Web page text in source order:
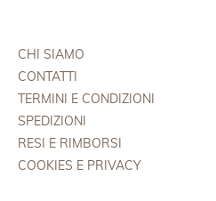
CHI SIAMO
CONTATTI
TERMINI E CONDIZIONI
SPEDIZIONI
RESI E RIMBORSI
COOKIES E PRIVACY